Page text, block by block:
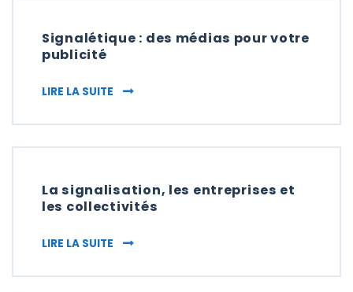
Signalétique : des médias pour votre
publicité
LIRE LA SUITE SIGNALÉTIQUE : DES MÉDIAS POUR VOTRE
La signalisation, les entreprises et
les collectivités
LIRE LA SUITE LA SIGNALISATION, LES ENTREPRISES ET